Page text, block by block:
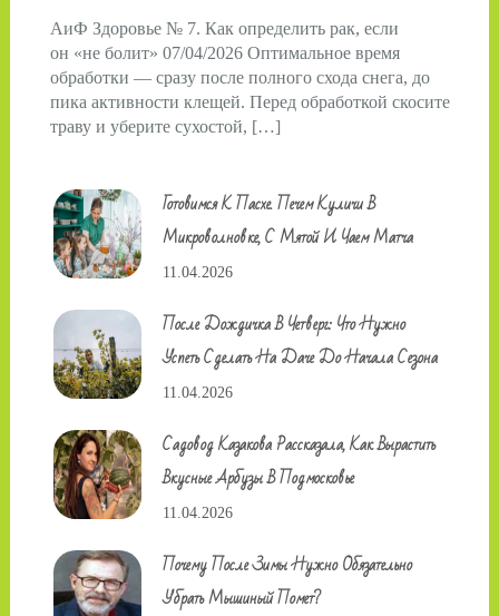
АиФ Здоровье № 7. Как определить рак, если
он «не болит» 07/04/2026 Оптимальное время
обработки — сразу после полного схода снега, до
пика активности клещей. Перед обработкой скосите
траву и уберите сухостой, […]
Готовимся К Пасхе. Печем Куличи В
Микроволновке, С Мятой И Чаем Матча
11.04.2026
После Дождичка В Четверг: Что Нужно
Успеть Сделать На Даче До Начала Сезона
11.04.2026
Садовод Казакова Рассказала, Как Вырастить
Вкусные Арбузы В Подмосковье
11.04.2026
Почему После Зимы Нужно Обязательно
Убрать Мышиный Помет?